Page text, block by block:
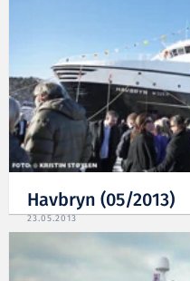
Havbryn (05/2013)
23.05.2013